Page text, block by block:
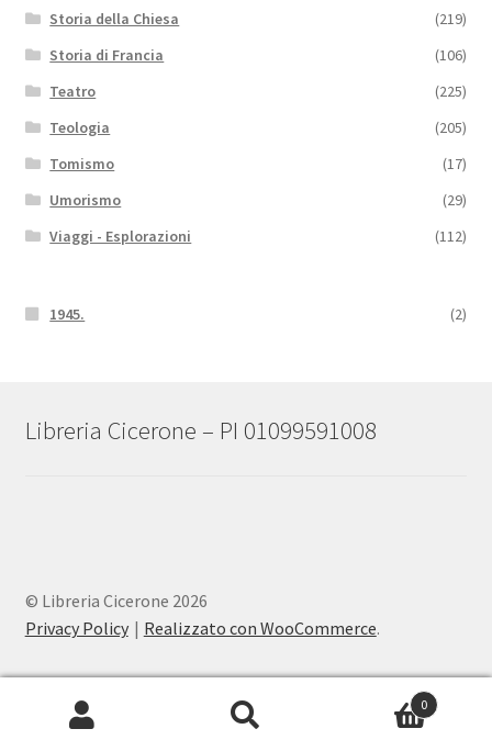
Storia della Chiesa
(219)
Storia di Francia
(106)
Teatro
(225)
Teologia
(205)
Tomismo
(17)
Umorismo
(29)
Viaggi - Esplorazioni
(112)
1945. (2)
Libreria Cicerone – PI 01099591008
© Libreria Cicerone 2026
Privacy Policy
Realizzato con WooCommerce.
0